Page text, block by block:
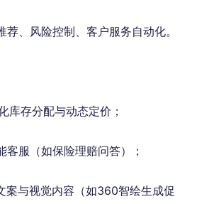
、风险控制、客户服务自动化。
库存分配与动态定价；
客服（如保险理赔问答）；
案与视觉内容（如360智绘生成促